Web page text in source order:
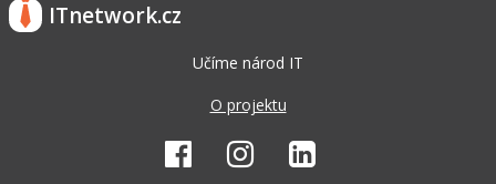
ITnetwork.cz
Učíme národ IT
O projektu